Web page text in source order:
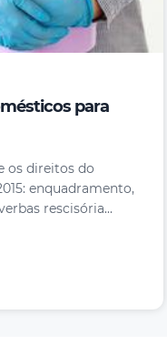
para
os direitos do
enquadramento,
rescisória...